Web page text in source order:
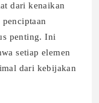
dari kenaikan
penting. Ini
setiap elemen
dari kebijakan